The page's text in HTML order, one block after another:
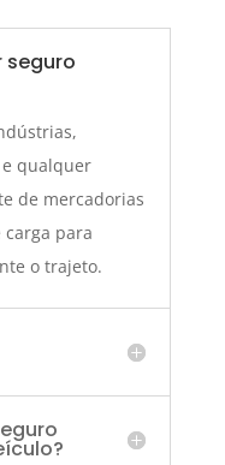
seguro
qualquer
de mercadorias
para
o trajeto.